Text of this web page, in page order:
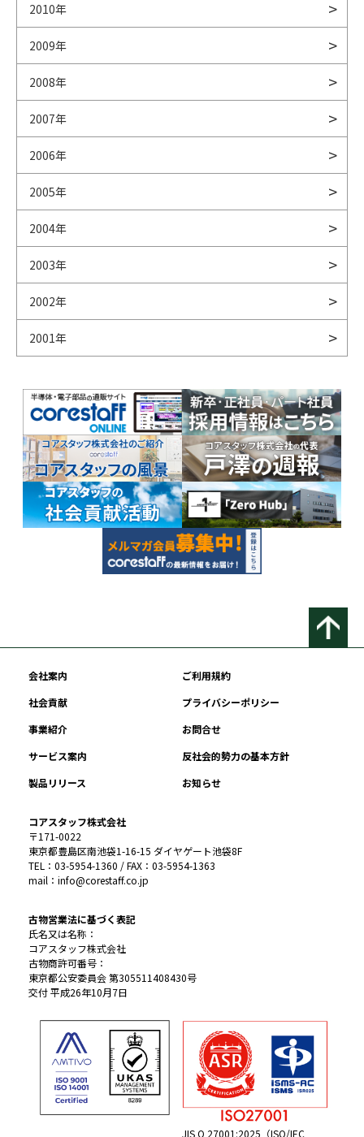
2010年
2009年
2008年
2007年
2006年
2005年
2004年
2003年
2002年
2001年
会社案内
ご利用規約
社会貢献
プライバシーポリシー
事業紹介
お問合せ
サービス案内
反社会的勢力の基本方針
製品リリース
お知らせ
コアスタッフ株式会社
〒171-0022
東京都豊島区南池袋1-16-15 ダイヤゲート池袋8F
TEL：03-5954-1360 / FAX：03-5954-1363
mail：info@corestaff.co.jp
古物営業法に基づく表記
氏名又は名称：
コアスタッフ株式会社
古物商許可番号：
東京都公安委員会 第305511408430号
交付 平成26年10月7日
JIS Q 27001:2025（ISO/IEC